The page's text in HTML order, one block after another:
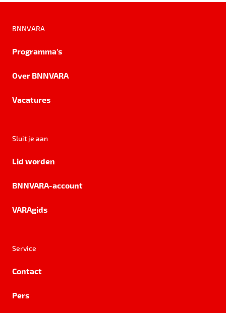
BNNVARA
Programma's
Over BNNVARA
Vacatures
Sluit je aan
Lid worden
BNNVARA-account
VARAgids
Service
Contact
Pers